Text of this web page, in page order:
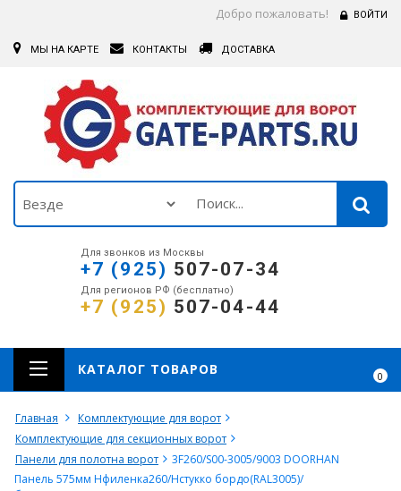
Добро пожаловать! ВОЙТИ
МЫ НА КАРТЕ КОНТАКТЫ ДОСТАВКА
Для звонков из Москвы
+7 (925) 507-07-34
Для регионов РФ (бесплатно)
+7 (925) 507-04-44
0
КАТАЛОГ ТОВАРОВ
Главная
Комплектующие для ворот
Комплектующие для секционных ворот
Панели для полотна ворот
3F260/S00-3005/9003 DOORHAN
Панель 575мм Нфиленка260/Нстукко бордо(RAL3005)/